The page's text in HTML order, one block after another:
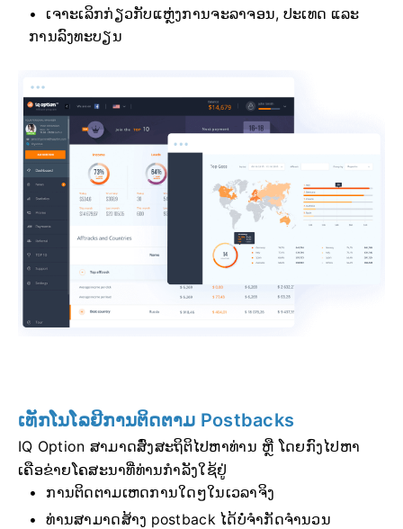
ເຈາະເລິກກ່ຽວກັບແຫຼ່ງການຈະລາຈອນ, ປະເທດ ແລະ
ການລົງທະບຽນ
ເທັກໂນໂລຢີການຕິດຕາມ Postbacks
IQ Option ສາມາດສົ່ງສະຖິຕິໄປຫາທ່ານ ຫຼື ໂດຍກົງໄປຫາ
ເຄືອຂ່າຍໂຄສະນາທີ່ທ່ານກຳລັງໃຊ້ຢູ່
ການຕິດຕາມເຫດການໃດໆໃນເວລາຈິງ
ທ່ານສາມາດສ້າງ postback ໄດ້ບໍ່ຈຳກັດຈຳນວນ